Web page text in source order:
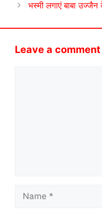
भस्मी लगाएं बाबा उज्जैन
Leave a comment
Name